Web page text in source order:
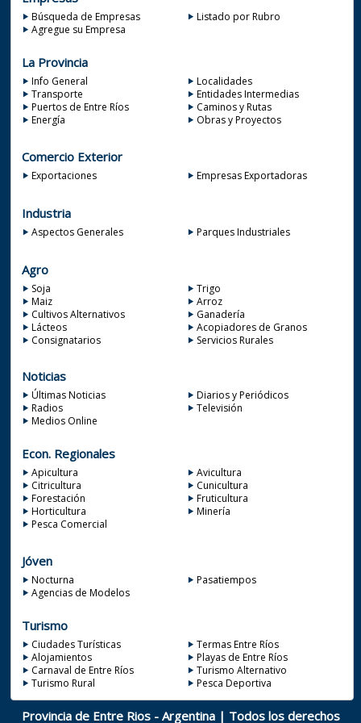
Búsqueda de Empresas
Listado por Rubro
Agregue su Empresa
La Provincia
Info General
Localidades
Transporte
Entidades Intermedias
Puertos de Entre Ríos
Caminos y Rutas
Energía
Obras y Proyectos
Comercio Exterior
Exportaciones Empresas Exportadoras
Industria
Aspectos Generales Parques Industriales
Agro
Soja
Trigo
Maiz
Arroz
Cultivos Alternativos
Ganadería
Lácteos
Acopiadores de Granos
Consignatarios
Servicios Rurales
Noticias
Últimas Noticias
Diarios y Periódicos
Radios
Televisión
Medios Online
Econ. Regionales
Apicultura
Avicultura
Citricultura
Cunicultura
Forestación
Fruticultura
Horticultura
Minería
Pesca Comercial
Jóven
Nocturna
Pasatiempos
Agencias de Modelos
Turismo
Ciudades Turísticas
Termas Entre Ríos
Alojamientos
Playas de Entre Ríos
Carnaval de Entre Ríos
Turismo Alternativo
Turismo Rural
Pesca Deportiva
Provincia de Entre Rios - Argentina | Todos los derechos